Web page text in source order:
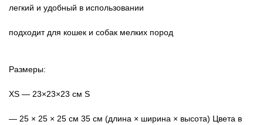
легкий и удобный в использовании
подходит для кошек и собак мелких пород
Размеры:
XS — 23×23×23 см S
— 25 × 25 × 25 см 35 см (длина × ширина × высота) Цвета в